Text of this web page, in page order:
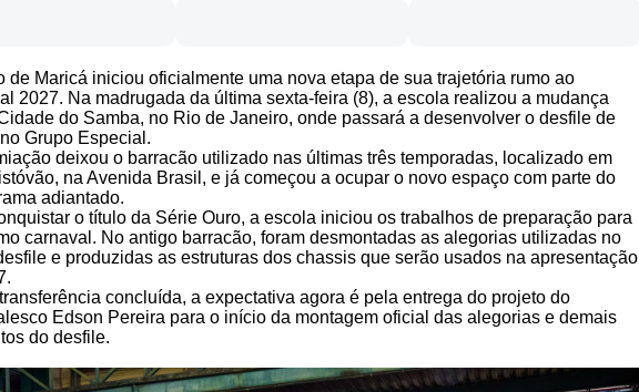
de Maricá iniciou oficialmente uma nova etapa de sua trajetória rumo ao
2027. Na madrugada da última sexta-feira (8), a escola realizou a mudança
do Samba, no Rio de Janeiro, onde passará a desenvolver o desfile de
Grupo Especial.
deixou o barracão utilizado nas últimas três temporadas, localizado em
na Avenida Brasil, e já começou a ocupar o novo espaço com parte do
adiantado.
o título da Série Ouro, a escola iniciou os trabalhos de preparação para
carnaval. No antigo barracão, foram desmontadas as alegorias utilizadas no
e produzidas as estruturas dos chassis que serão usados na apresentação
concluída, a expectativa agora é pela entrega do projeto do
Edson Pereira para o início da montagem oficial das alegorias e demais
do desfile.